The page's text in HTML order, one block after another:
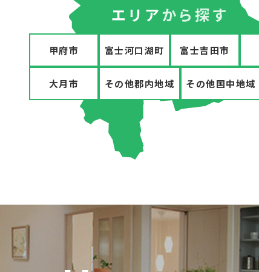
エリア から探す
甲府市 富士河口湖町 富士吉田市
大月市 その他郡内地域 その他国中地域